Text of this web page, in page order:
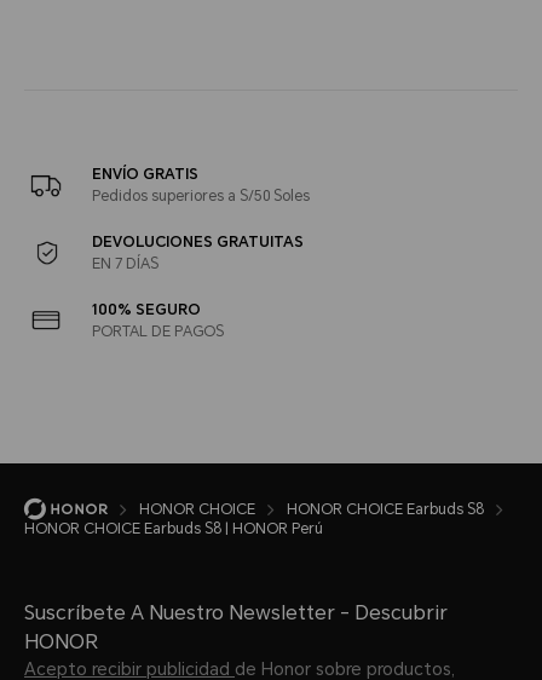
ENVÍO GRATIS
Pedidos superiores a S/50 Soles
DEVOLUCIONES GRATUITAS
EN 7 DÍAS
100% SEGURO
PORTAL DE PAGOS
HONOR CHOICE
HONOR CHOICE Earbuds S8
HONOR CHOICE Earbuds S8 | HONOR Perú
Suscríbete A Nuestro Newsletter - Descubrir
HONOR
Acepto recibir publicidad de Honor sobre productos,